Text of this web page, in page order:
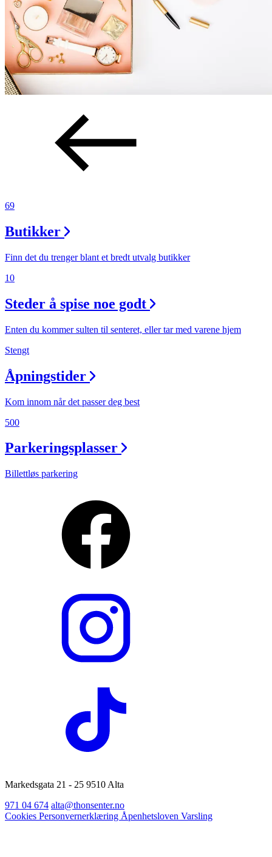
69
Butikker
Finn det du trenger blant et bredt utvalg butikker
10
Steder å spise noe godt
Enten du kommer sulten til senteret, eller tar med varene hjem
Stengt
Åpningstider
Kom innom når det passer deg best
500
Parkeringsplasser
Billettløs parkering
Markedsgata 21 - 25 9510 Alta
971 04 674 alta@thonsenter.no
Cookies Personvernerklæring Åpenhetsloven Varsling